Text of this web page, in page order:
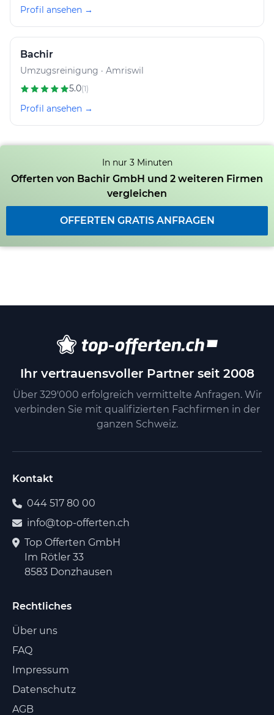
Profil ansehen →
Bachir
Umzugsreinigung · Amriswil
5.0(1)
Profil ansehen →
In nur 3 Minuten
Offerten von Bachir GmbH und 2 weiteren Firmen
vergleichen
OFFERTEN GRATIS ANFRAGEN
Ihr vertrauensvoller Partner seit 2008
Über 329'000 erfolgreich vermittelte Anfragen. Wir
verbinden Sie mit qualifizierten Fachfirmen in der
ganzen Schweiz.
Kontakt
044 517 80 00
info@top-offerten.ch
Top Offerten GmbH
Im Rötler 33
8583 Donzhausen
Rechtliches
Über uns
FAQ
Impressum
Datenschutz
AGB